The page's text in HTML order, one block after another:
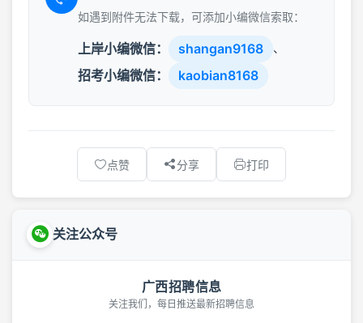
如遇到附件无法下载，可添加小编微信索取：
上岸小编微信： shangan9168 、
招考小编微信： kaobian8168
点赞 分享 打印
关注公众号
广西招聘信息
关注我们，每日推送最新招聘信息